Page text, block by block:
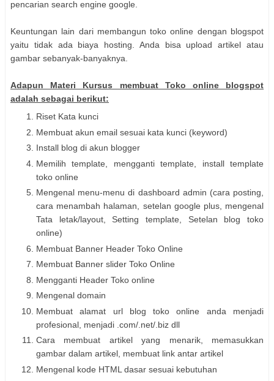
pencarian search engine google.
Keuntungan lain dari membangun toko online dengan blogspot
yaitu tidak ada biaya hosting. Anda bisa upload artikel atau
gambar sebanyak-banyaknya.
Adapun Materi Kursus membuat Toko online blogspot
adalah sebagai berikut:
Riset Kata kunci
Membuat akun email sesuai kata kunci (keyword)
Install blog di akun blogger
Memilih template, mengganti template, install template
toko online
Mengenal menu-menu di dashboard admin (cara posting,
cara menambah halaman, setelan google plus, mengenal
Tata letak/layout, Setting template, Setelan blog toko
online)
Membuat Banner Header Toko Online
Membuat Banner slider Toko Online
Mengganti Header Toko online
Mengenal domain
Membuat alamat url blog toko online anda menjadi
profesional, menjadi .com/.net/.biz dll
Cara membuat artikel yang menarik, memasukkan
gambar dalam artikel, membuat link antar artikel
Mengenal kode HTML dasar sesuai kebutuhan